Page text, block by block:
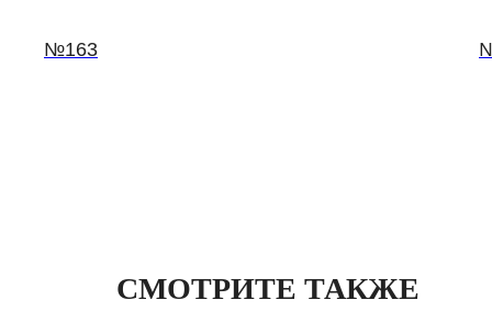
№163
СМОТРИТЕ ТАКЖЕ